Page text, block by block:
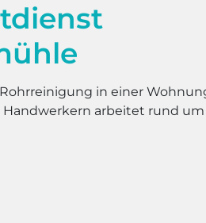
in einer
arbeitet rund